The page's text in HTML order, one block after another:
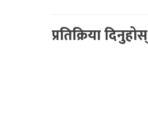
प्रतिक्रिया दिनुहोस्